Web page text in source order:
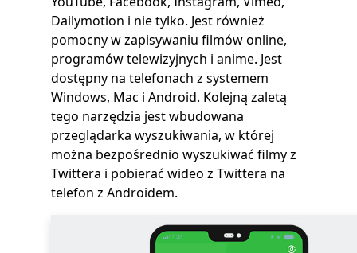
Dailymotion i nie tylko. Jest również
pomocny w zapisywaniu filmów online,
programów telewizyjnych i anime. Jest
dostępny na telefonach z systemem
Windows, Mac i Android. Kolejną zaletą
tego narzędzia jest wbudowana
przeglądarka wyszukiwania, w której
można bezpośrednio wyszukiwać filmy z
Twittera i pobierać wideo z Twittera na
telefon z Androidem.